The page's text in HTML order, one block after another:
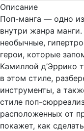
Описание
Поп-манга — одно
внутри жанра
необычные,
герои, которые
Камиллой д’Эррико
в этом стиле,
инструменты, а
стиле поп-
расположенных от
покажет, как